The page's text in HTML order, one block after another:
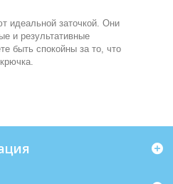
идеальной заточкой. Они
и результативные
быть спокойны за то, что